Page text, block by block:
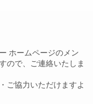
ホームページのメン
ので、ご連絡いたしま
ご協力いただけますよ